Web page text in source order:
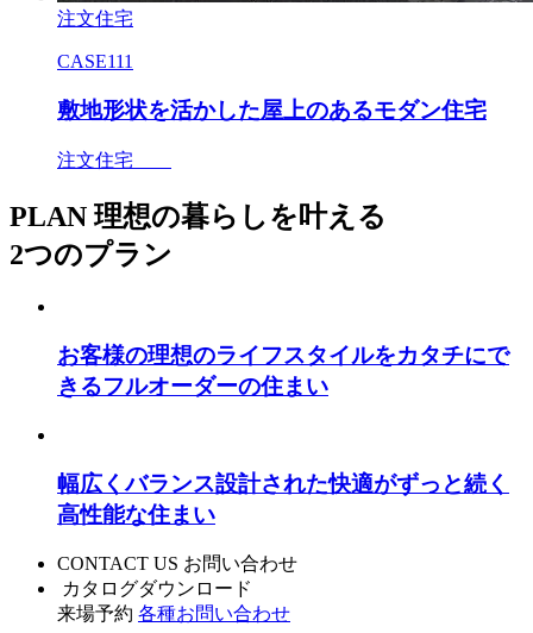
注文住宅
CASE111
敷地形状を活かした屋上のあるモダン住宅
注文住宅
PLAN 理想の暮らしを叶える
2つのプラン
お客様の理想のライフスタイルをカタチにで
きるフルオーダーの住まい
幅広くバランス設計された快適がずっと続く
高性能な住まい
CONTACT US お問い合わせ
カタログダウンロード
来場予約 各種お問い合わせ